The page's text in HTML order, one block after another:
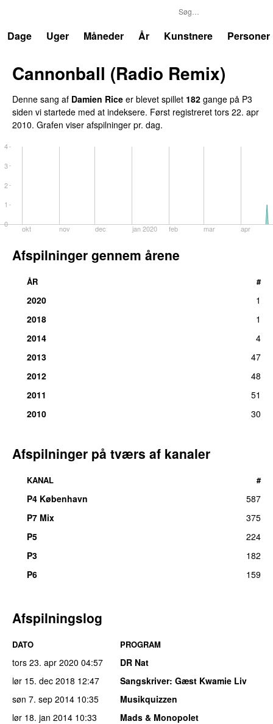
Dage
Uger Måneder År Kunstnere Personer
Cannonball (Radio Remix)
Denne sang af Damien Rice er blevet spillet 182 gange på P3
siden vi startede med at indeksere. Først registreret tors 22. apr
2010. Grafen viser afspilninger pr. dag.
okt nov dec jan 2020 feb mar apr
0
1
2
3
4
Afspilninger gennem årene
ÅR #
2020
1
2018
1
2014
4
2013
47
2012
48
2011
51
2010
30
Afspilninger på tværs af kanaler
KANAL #
P4 København
587
P7 Mix
375
P5
224
P3
182
P6
159
Afspilningslog
DATO PROGRAM
tors 23. apr 2020 04:57
DR Nat
lør 15. dec 2018 12:47 Sangskriver: Gæst Kwamie Liv
søn 7. sep 2014 10:35
Musikquizzen
lør 18. jan 2014 10:33
Mads & Monopolet